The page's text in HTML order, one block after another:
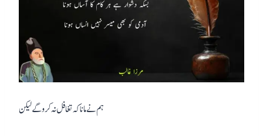
ہم نے مانا کہ تغافل نہ کرو گے لیکن